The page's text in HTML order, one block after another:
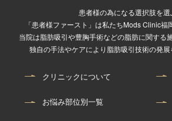
患者様の為になる選択肢を選
「患者様ファースト」は私たちMods Clinic福
当院は脂肪吸引や豊胸手術などの脂肪に関する
独自の手法やケアにより脂肪吸引技術の発展
クリニックについて
お悩み部位別一覧